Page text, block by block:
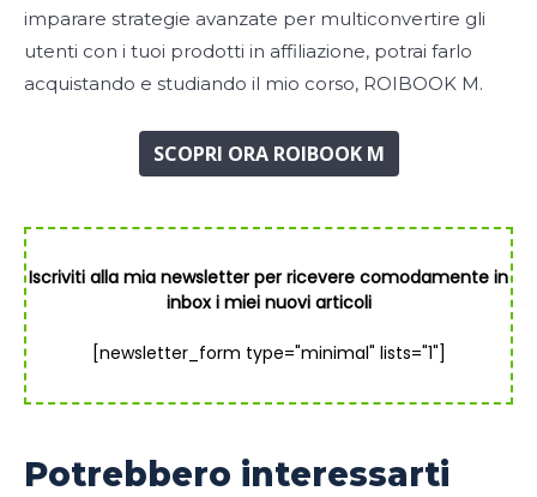
imparare strategie avanzate per multiconvertire gli
utenti con i tuoi prodotti in affiliazione, potrai farlo
acquistando e studiando il mio corso, ROIBOOK M.
SCOPRI ORA ROIBOOK M
Iscriviti alla mia newsletter per ricevere comodamente in
inbox i miei nuovi articoli
[newsletter_form type="minimal" lists="1"]
Potrebbero interessarti